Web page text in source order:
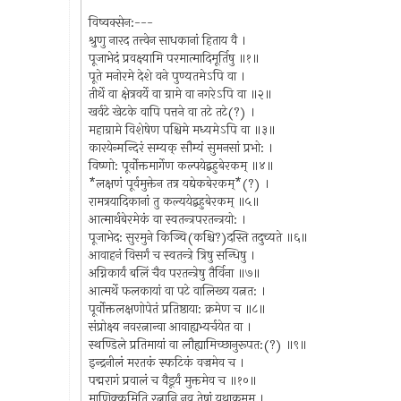
विष्वक्सेन:---
श्रुणु नारद तत्त्वेन साधकानां हिताय वै ।
पूजाभेदं प्रवक्ष्यामि परमात्मादिमूर्तिषु ॥१॥
पूते मनोरमे देशे वने पुण्यतमेऽपि वा ।
तीर्थे वा क्षेत्रवर्ये वा ग्रामे वा नगरेऽपि वा ॥२॥
खर्वटे खेटके वापि पत्तने वा तटे तटे(?) ।
महाग्रामे विशेषेण पश्चिमे मध्यमेऽपि वा ॥३॥
कारयेन्मन्दिरं सम्यक् सौम्यं सुमनसां प्रभो: ।
विष्णो: पूर्वोक्तमार्गेण कल्पयेद्बहुबेरकम् ॥४॥
*लक्षणं पूर्वमुक्तेन तत्र यद्येकबेरकम्*(?) ।
रामत्रयादिकानां तु कल्ययेद्बहुबेरकम् ॥५॥
आत्मार्थबेरमेकं वा स्वतन्त्रपरतन्त्रयो: ।
पूजाभेद: सुरमुने किञ्चि(कश्चि?)दस्ति तदुच्यते ॥६॥
आवाहनं विसर्गं च स्वतन्त्रे त्रिषु सन्धिषु ।
अग्निकार्यं बलिं चैव परतन्त्रेषु तैर्विना ॥७॥
आत्मर्थे फलकायां वा पटे वालिख्य यत्नत: ।
पूर्वोक्तलक्षणोपेतं प्रतिष्ठाया: क्रमेण च ॥८॥
संप्रोक्ष्य नवरत्नान्वा आवाह्यभ्यर्चयेत वा ।
स्थण्डिले प्रतिमायां वा लौह्यामिच्छानुरूपत:(?) ॥९॥
इन्द्रनीलं मरतकं स्फटिकं वज्रमेव च ।
पद्मरागं प्रवालं च वैडूर्यं मुक्तमेव च ॥१०॥